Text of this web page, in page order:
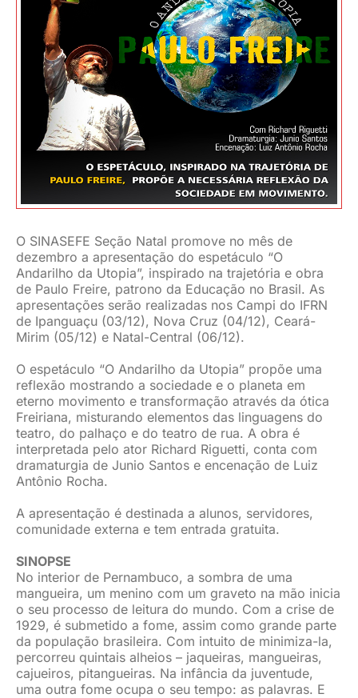
JURÍDICO
CLUBE
O SINASEFE Seção Natal promove no mês de
dezembro a apresentação do espetáculo “O
Andarilho da Utopia”, inspirado na trajetória e obra
de Paulo Freire, patrono da Educação no Brasil. As
apresentações serão realizadas nos Campi do IFRN
de Ipanguaçu (03/12), Nova Cruz (04/12), Ceará-
Mirim (05/12) e Natal-Central (06/12).
O espetáculo “O Andarilho da Utopia” propõe uma
reflexão mostrando a sociedade e o planeta em
eterno movimento e transformação através da ótica
Freiriana, misturando elementos das linguagens do
teatro, do palhaço e do teatro de rua. A obra é
interpretada pelo ator Richard Riguetti, conta com
dramaturgia de Junio Santos e encenação de Luiz
Antônio Rocha.
A apresentação é destinada a alunos, servidores,
comunidade externa e tem entrada gratuita.
SINOPSE
No interior de Pernambuco, a sombra de uma
mangueira, um menino com um graveto na mão inicia
o seu processo de leitura do mundo. Com a crise de
1929, é submetido a fome, assim como grande parte
da população brasileira. Com intuito de minimiza-la,
percorreu quintais alheios – jaqueiras, mangueiras,
cajueiros, pitangueiras. Na infância da juventude,
uma outra fome ocupa o seu tempo: as palavras. E